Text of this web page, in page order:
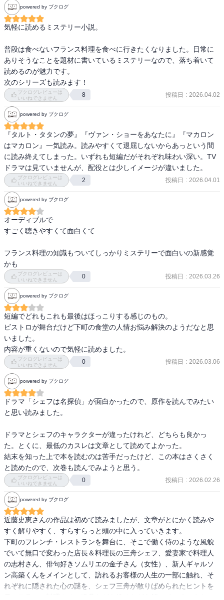
中毒になること間違いなし。万人にお勧めしたい作品。読む前にお
腹を満たしておくことをお勧めする。とにかくお腹が空く一作であ
る。
powered by ブクログ
気軽に読めるミステリー小説。
普段は食べないフランス料理を食べに行きたくなりました。日常に
ありそうなことを題材に書いているミステリーなので、落ち着いて
読めるのが魅力です。
次のシリーズも読みます！
ブクログレビューは
いいねできません
8 投稿日 : 2026.04.02
powered by ブクログ
『タルト・タタンの夢』『ヴァン・ショーをあなたに』『マカロン
はマカロン』一気読み。読みやすくて退屈しないからあっという間
に読み終えてしまった。いずれも短編だがそれぞれ味わい深い。TV
ドラマは見ていませんが、配役とは少しイメージが違いました。
ブクログレビューは
いいねできません
2 投稿日 : 2026.04.01
powered by ブクログ
オーディブルで
すごく聴きやすくて面白くて
フランス料理の知識もついてしっかりミステリーで面白いの新感覚
かも
ブクログレビューは
いいねできません
0 投稿日 : 2026.03.26
powered by ブクログ
短編でどれもこれも最後はほっこりする感じのもの。
ビストロが舞台だけど下町の食堂の人情お悩み解決のようだなと思
いました。
ブクログレビューは
いいねできません
0 投稿日 : 2026.03.06
powered by ブクログ
ドラマ「シェフは名探偵」が面白かったので、原作を読んでみたい
と思い読みました。
ドラマとシェフのキャラクターが違ったけれど、どちらも良かっ
た。とくに、最低のカスレは文章として読めてよかった。
結末を知った上で本を読むのは苦手だったけど、この本はさくさく
と読めたので、次巻も読んでみようと思う。
ブクログレビューは
いいねできません
0 投稿日 : 2026.02.26
powered by ブクログ
近藤史恵さんの作品は初めて読みましたが、文章がとにかく読みや
すく解りやすく、すらすらっと頭の中に入っていきます。
下町のフレンチ・レストランを舞台に、そこで働く侍のような風貌
でいて無口で変わった店長＆料理長の三舟シェフ、愛妻家で料理人
の志村さん、俳句好きソムリエの金子さん（女性）、新人ギャルソ
ン高築くんをメインとして、訪れるお客様の人生の一部に触れ、そ
れぞれに隠された心の謎を、シェフ三舟が散りばめられたヒントを